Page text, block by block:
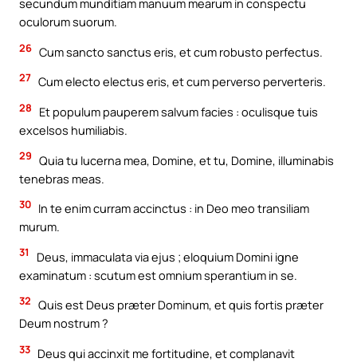
secundum munditiam manuum mearum in conspectu
oculorum suorum.
26 Cum sancto sanctus eris, et cum robusto perfectus.
27 Cum electo electus eris, et cum perverso perverteris.
28
Et populum pauperem salvum facies : oculisque tuis
excelsos humiliabis.
29 Quia tu lucerna mea, Domine, et tu, Domine, illuminabis
tenebras meas.
30 In te enim curram accinctus : in Deo meo transiliam
murum.
31
Deus, immaculata via ejus ; eloquium Domini igne
examinatum : scutum est omnium sperantium in se.
32 Quis est Deus præter Dominum, et quis fortis præter
Deum nostrum ?
33 Deus qui accinxit me fortitudine, et complanavit